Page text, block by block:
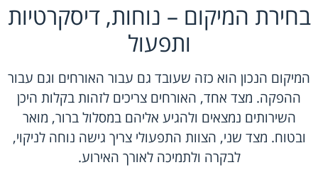
בחירת המיקום – נוחות, דיסקרטיות
ותפעול
המיקום הנכון הוא כזה שעובד גם עבור האורחים וגם עבור
ההפקה. מצד אחד, האורחים צריכים לזהות בקלות היכן
השירותים נמצאים ולהגיע אליהם במסלול ברור, מואר
ובטוח. מצד שני, הצוות התפעולי צריך גישה נוחה לניקוי,
לבקרה ולתמיכה לאורך האירוע.